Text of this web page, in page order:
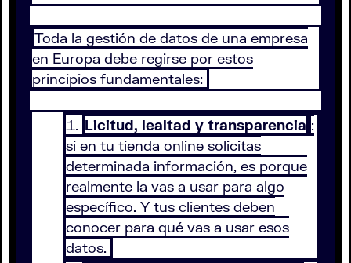
Toda la gestión de datos de una empresa
en Europa debe regirse por estos
principios fundamentales:
Licitud, lealtad y transparencia :
si en tu tienda online solicitas
determinada información, es porque
realmente la vas a usar para algo
específico. Y tus clientes deben
conocer para qué vas a usar esos
datos.